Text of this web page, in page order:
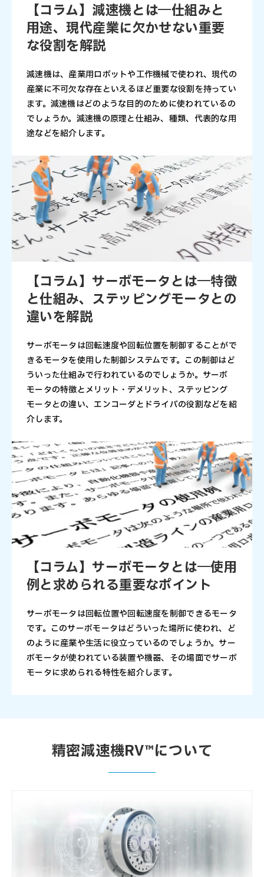
【コラム】減速機とは―仕組みと
用途、現代産業に欠かせない重要
な役割を解説
減速機は、産業用ロボットや工作機械で使われ、現代の
産業に不可欠な存在といえるほど重要な役割を持ってい
ます。減速機はどのような目的のために使われているの
でしょうか。減速機の原理と仕組み、種類、代表的な用
途などを紹介します。
【コラム】サーボモータとは―特徴
と仕組み、ステッピングモータとの
違いを解説
サーボモータは回転速度や回転位置を制御することがで
きるモータを使用した制御システムです。この制御はど
ういった仕組みで行われているのでしょうか。サーボ
モータの特徴とメリット・デメリット、ステッピング
モータとの違い、エンコーダとドライバの役割などを紹
介します。
【コラム】サーボモータとは―使用
例と求められる重要なポイント
サーボモータは回転位置や回転速度を制御できるモータ
です。このサーボモータはどういった場所に使われ、ど
のように産業や生活に役立っているのでしょうか。サー
ボモータが使われている装置や機器、その場面でサーボ
モータに求められる特性を紹介します。
精密減速機RV™について